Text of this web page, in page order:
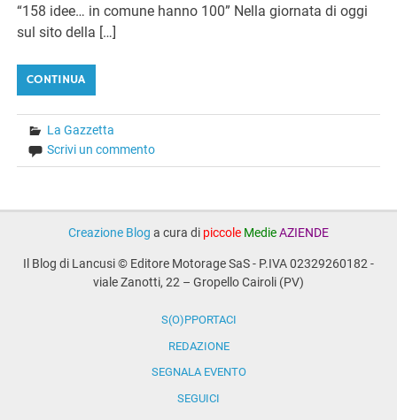
“158 idee… in comune hanno 100” Nella giornata di oggi
sul sito della […]
CONTINUA
La Gazzetta
Scrivi un commento
Creazione Blog a cura di piccole MedieAZIENDE
Il Blog di Lancusi © Editore Motorage SaS - P.IVA 02329260182 -
viale Zanotti, 22 – Gropello Cairoli (PV)
S(O)PPORTACI
REDAZIONE
SEGNALA EVENTO
SEGUICI